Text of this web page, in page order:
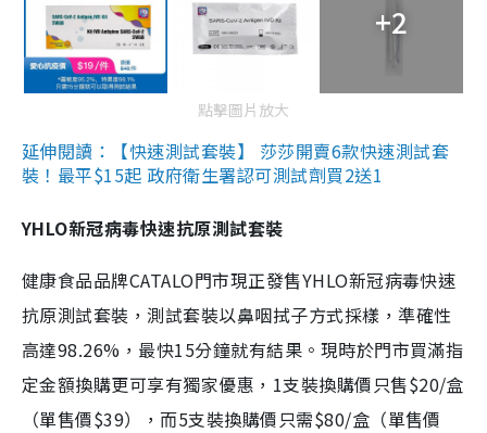
+2
點擊圖片放大
延伸閱讀：【快速測試套裝】 莎莎開賣6款快速測試套
裝！最平$15起 政府衛生署認可測試劑買2送1
YHLO新冠病毒快速抗原測試套裝
健康食品品牌CATALO門市現正發售YHLO新冠病毒快速
抗原測試套裝，測試套裝以鼻咽拭子方式採樣，準確性
高達98.26%，最快15分鐘就有結果。現時於門市買滿指
定金額換購更可享有獨家優惠，1支裝換購價只售$20/盒
（單售價$39），而5支裝換購價只需$80/盒（單售價